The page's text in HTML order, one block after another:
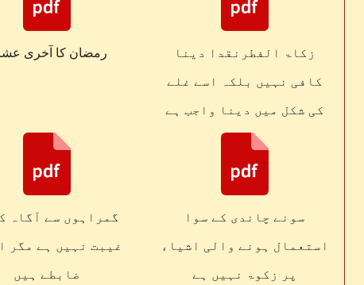
رمضان کا آخری زکاۃ الفطرنقدا دینا
کافی نہیں بلکہ اسے غلے
کی شکل میں دینا واجب ہے
گمراہوں سے آگاہ
غیبت نہیں ہے مگر
ضابطے ہیں
سونے چاندی کے سوا
استعمال ہونے والی اشیاء
پر زکوۃ نہیں ہے